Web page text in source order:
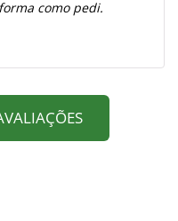
de 5
como pedi.